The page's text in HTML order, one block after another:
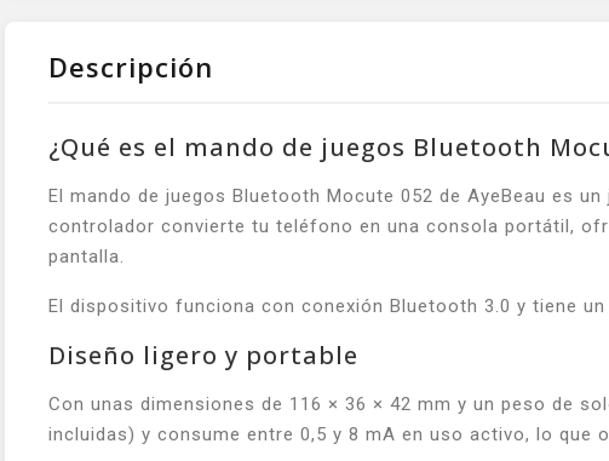
Descripción
¿Qué es el mando de juegos Bluetooth
El mando de juegos Bluetooth Mocute 052 de AyeBeau es
controlador convierte tu teléfono en una consola portátil,
pantalla.
El dispositivo funciona con conexión Bluetooth 3.0 y tiene
Diseño ligero y portable
Con unas dimensiones de 116 × 36 × 42 mm y un peso de
incluidas) y consume entre 0,5 y 8 mA en uso activo, lo que